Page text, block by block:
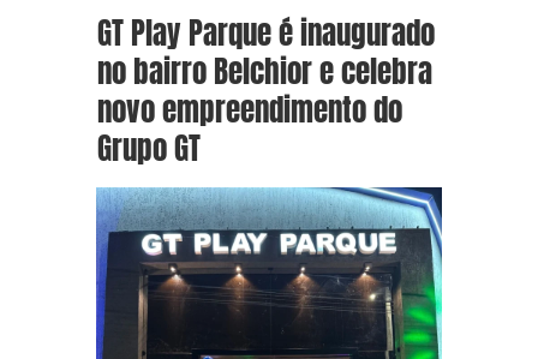
GT Play Parque é inaugurado
no bairro Belchior e celebra
novo empreendimento do
Grupo GT